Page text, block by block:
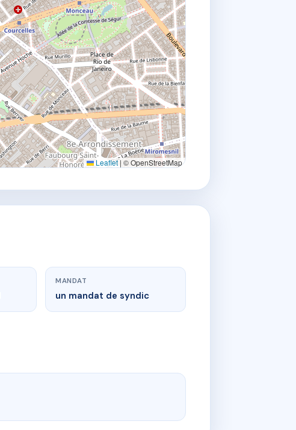
Leaflet| © OpenStreetMap
MANDAT
un mandat de syndic